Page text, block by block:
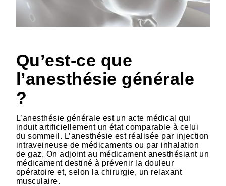
Qu’est-ce que
l’anesthésie générale
?
L’anesthésie générale est un acte médical qui
induit artificiellement un état comparable à celui
du sommeil. L’anesthésie est réalisée par injection
intraveineuse de médicaments ou par inhalation
de gaz. On adjoint au médicament anesthésiant un
médicament destiné à prévenir la douleur
opératoire et, selon la chirurgie, un relaxant
musculaire.